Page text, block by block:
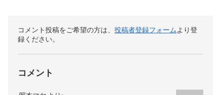
コメント投稿をご希望の方は、 投稿者登録フォーム より登
録ください。
コメント